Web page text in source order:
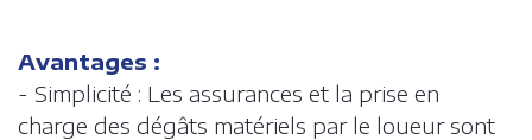
Facebook
Avantages :
- Simplicité : Les assurances et la prise en
charge des dégâts matériels par le loueur sont